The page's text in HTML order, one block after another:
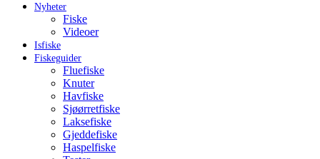
Nyheter
Fiske
Videoer
Isfiske
Fiskeguider
Fluefiske
Knuter
Havfiske
Sjøørretfiske
Laksefiske
Gjeddefiske
Haspelfiske